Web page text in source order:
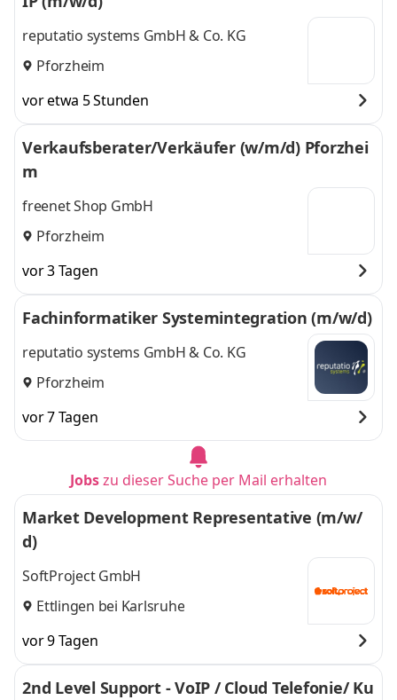
reputatio systems GmbH & Co. KG
Pforzheim
vor etwa 5 Stunden
Verkaufsberater/Verkäufer (w/m/d) Pforzhei
m
freenet Shop GmbH
Pforzheim
vor 3 Tagen
Fachinformatiker Systemintegration (m/w/d)
reputatio systems GmbH & Co. KG
Pforzheim
vor 7 Tagen
Jobszu dieser Suche per Mail erhalten
Market Development Representative (m/w/
d)
SoftProject GmbH
Ettlingen bei Karlsruhe
vor 9 Tagen
2nd Level Support - VoIP / Cloud Telefonie/ Ku